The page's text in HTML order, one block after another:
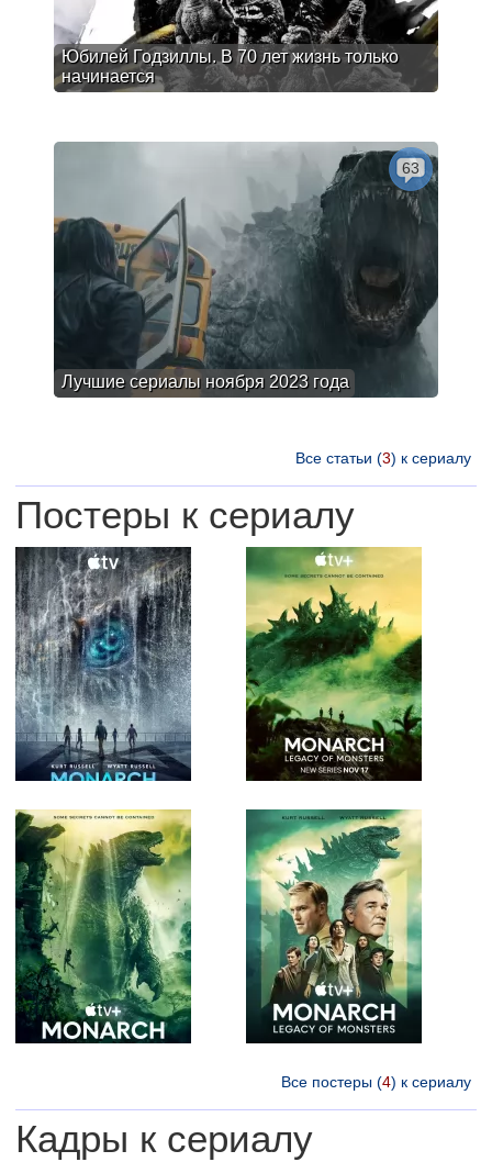
Юбилей Годзиллы. В 70 лет жизнь только
начинается
Лучшие сериалы ноября 2023 года
63
Все статьи (3) к сериалу
Постеры к сериалу
Все постеры (4) к сериалу
Кадры к сериалу